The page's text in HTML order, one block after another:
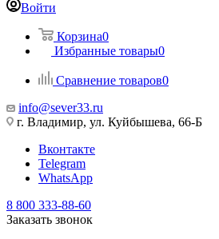
Войти
Корзина0
Избранные товары0
Сравнение товаров0
info@sever33.ru
г. Владимир, ул. Куйбышева, 66-Б
Вконтакте
Telegram
WhatsApp
8 800 333-88-60
Заказать звонок